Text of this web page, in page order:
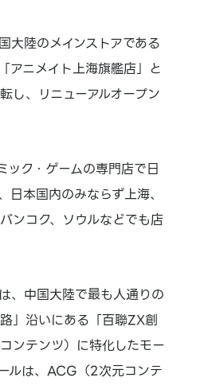
大陸のメインストアである
アニメイト上海旗艦店」と
、リニューアルオープン
ック・ゲームの専門店で日
本国内のみならず上海、
ンコク、ソウルなどでも店
、中国大陸で最も人通りの
」沿いにある「百聯ZX創
ンテンツ）に特化したモー
ルは、ACG（2次元コンテ